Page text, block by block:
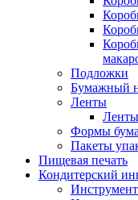
Подложки
Бумажный
Ленты
Формы
Пакеты
Пищевая печать
Кондитерский